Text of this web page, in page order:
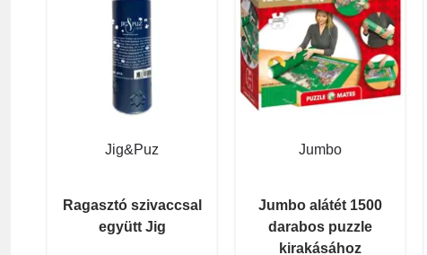
Jig&Puz
Ragasztó szivaccsal
együtt Jig
Jumbo
Jumbo alátét 1500
darabos puzzle
kirakásához